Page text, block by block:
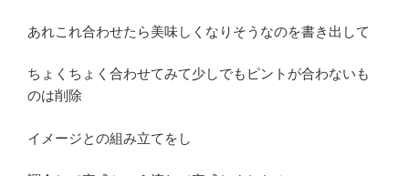
あれこれ合わせたら美味しくなりそうなのを書き出して
ちょくちょく合わせてみて少しでもピントが合わないも
のは削除
イメージとの組み立てをし